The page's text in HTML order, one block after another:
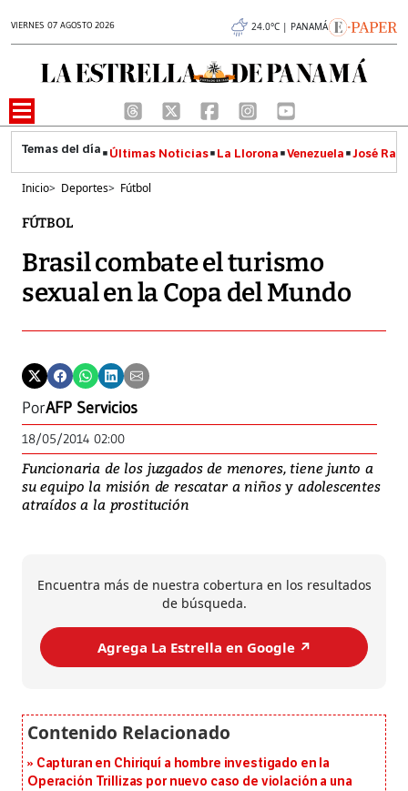
VIERNES 07 AGOSTO 2026 24.0°C | PANAMÁ
Últimas Noticias La Llorona Venezuela José
Inicio> Deportes> Fútbol
FÚTBOL
Brasil combate el turismo
sexual en la Copa del Mundo
PorAFP Servicios
18/05/2014 02:00
Funcionaria de los juzgados de menores, tiene junto a
su equipo la misión de rescatar a niños y adolescentes
atraídos a la prostitución
Encuentra más de nuestra cobertura en los resultados
de búsqueda.
Agrega La Estrella en Google ↗️
Capturan en Chiriquí a hombre investigado en la
Operación Trillizas por nuevo caso de violación a una